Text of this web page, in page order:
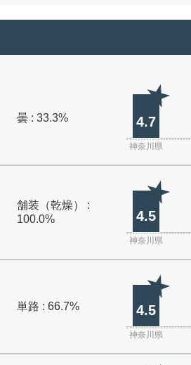
曇 : 33.3% 4.7
神奈川県
舗装（乾燥） :
100.0%
4.5
神奈川県
単路 : 66.7% 4.5
神奈川県